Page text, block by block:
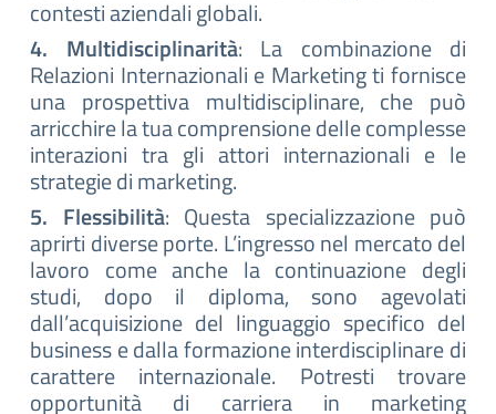
contesti aziendali globali.
4. Multidisciplinarità: La combinazione di
Relazioni Internazionali e Marketing ti fornisce
una prospettiva multidisciplinare, che può
arricchire la tua comprensione delle complesse
interazioni tra gli attori internazionali e le
strategie di marketing.
5. Flessibilità: Questa specializzazione può
aprirti diverse porte. L’ingresso nel mercato del
lavoro come anche la continuazione degli
studi, dopo il diploma, sono agevolati
dall’acquisizione del linguaggio specifico del
business e dalla formazione interdisciplinare di
carattere internazionale. Potresti trovare
opportunità di carriera in marketing